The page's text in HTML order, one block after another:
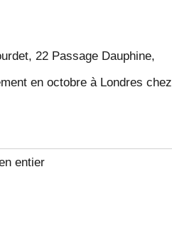
22 Passage Dauphine,
en octobre à Londres chez
entier